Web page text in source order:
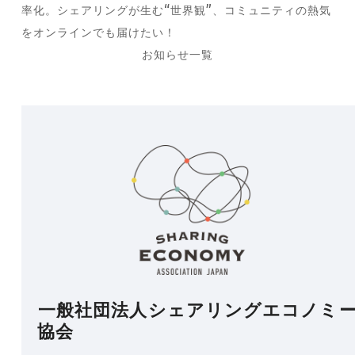
next
post:
率化。シェアリングが生む“世界観”、コミュニティの熱気
をオンラインでも届けたい！
お知らせ一覧
一般社団法人シェアリングエコノミ
協会